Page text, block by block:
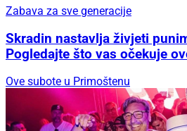
Zabava za sve generacije
Skradin nastavlja živjeti
Pogledajte što vas očekuje
Ove subote u Primoštenu